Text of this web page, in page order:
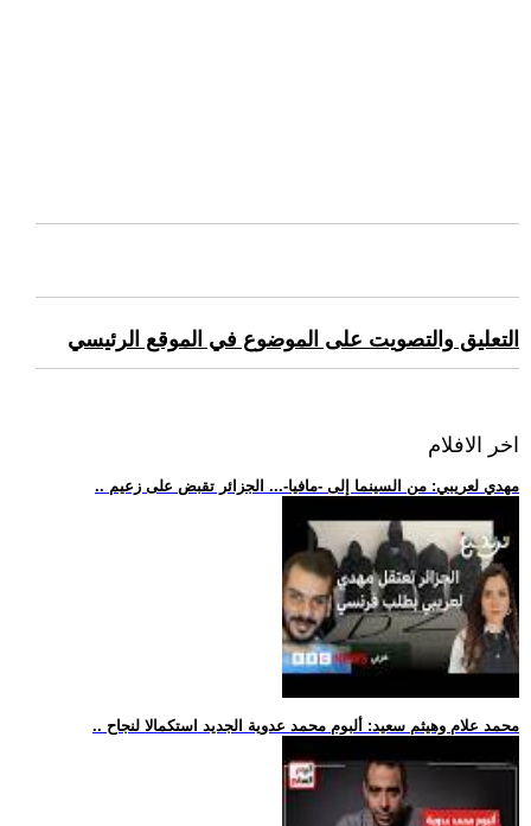
التعليق والتصويت على الموضوع في الموقع الرئيسي
اخر الافلام
.. مهدي لعريبي: من السينما إلى -مافيا-... الجزائر تقبض على زعيم
.. محمد علام وهيثم سعيد: ألبوم محمد عدوية الجديد استكمالا لنجاح